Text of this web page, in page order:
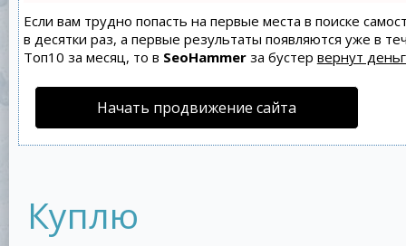
Если вам трудно попасть на первые места в поиске
в десятки раз, а первые результаты появляются уже в
Топ10 за месяц, то в SeoHammerза бустер вернут
Начать продвижение сайта
Куплю